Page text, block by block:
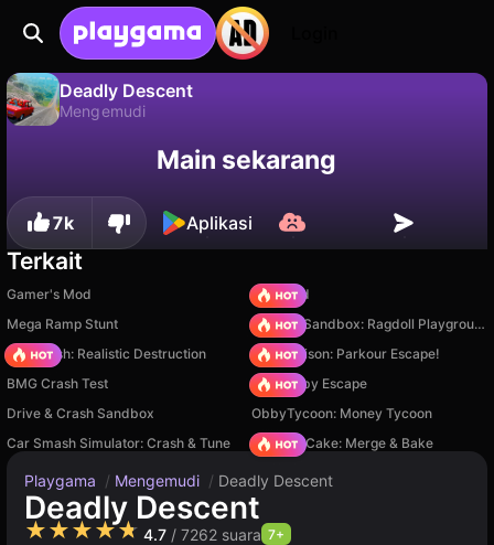
Deadly Descent
Mengemudi
Simpan progresnya!
Main sekarang
7k Aplikasi
Terkait
Gamer's Mod
TB World
Mega Ramp Stunt
Sprunki Sandbox: Ragdoll Playground Mode
Car Crush: Realistic Destruction
Barry Prison: Parkour Escape!
BMG Crash Test
Your Obby Escape
Drive & Crash Sandbox
ObbyTycoon: Money Tycoon
Car Smash Simulator: Crash & Tune
Piece of Cake: Merge & Bake
Playgama / Mengemudi / Deadly Descent
Deadly Descent
★★★★★ 4.7 / 7262 suara 7+